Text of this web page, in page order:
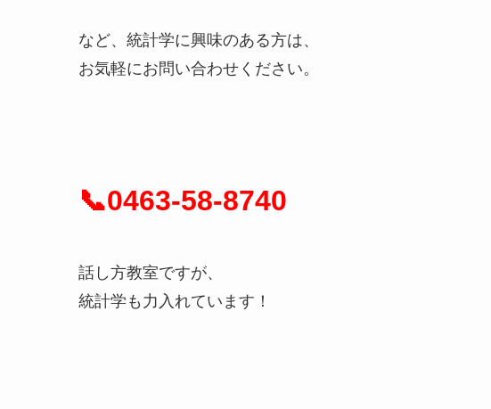
など、統計学に興味のある方は、
お気軽にお問い合わせください。
📞0463-58-8740
話し方教室ですが、
統計学も力入れています！